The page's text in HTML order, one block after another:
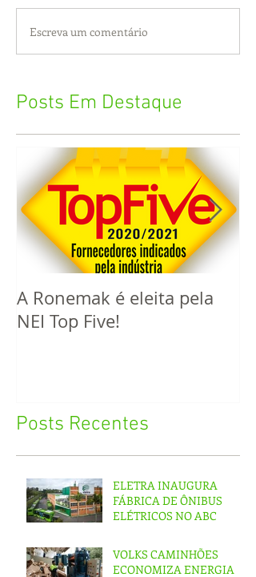
Escreva um comentário
Posts Em Destaque
A Ronemak é eleita pela
NEI Top Five!
Posts Recentes
ELETRA INAUGURA
FÁBRICA DE ÔNIBUS
ELÉTRICOS NO ABC
VOLKS CAMINHÕES
ECONOMIZA ENERGIA